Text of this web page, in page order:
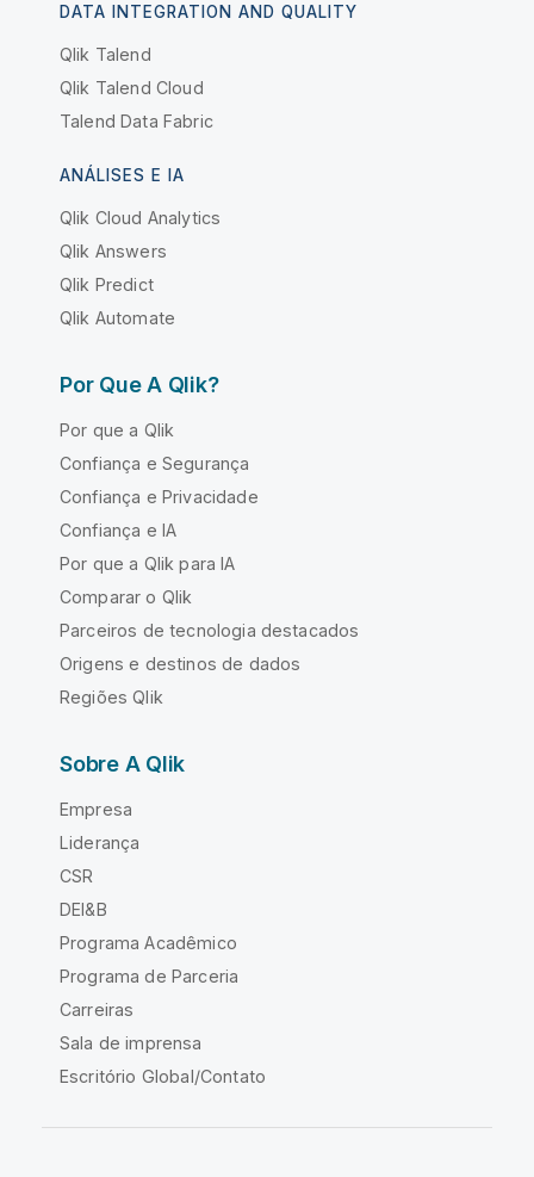
DATA INTEGRATION AND QUALITY
Qlik Talend
Qlik Talend Cloud
Talend Data Fabric
ANÁLISES E IA
Qlik Cloud Analytics
Qlik Answers
Qlik Predict
Qlik Automate
Por Que A Qlik?
Por que a Qlik
Confiança e Segurança
Confiança e Privacidade
Confiança e IA
Por que a Qlik para IA
Comparar o Qlik
Parceiros de tecnologia destacados
Origens e destinos de dados
Regiões Qlik
Sobre A Qlik
Empresa
Liderança
CSR
DEI&B
Programa Acadêmico
Programa de Parceria
Carreiras
Sala de imprensa
Escritório Global/Contato